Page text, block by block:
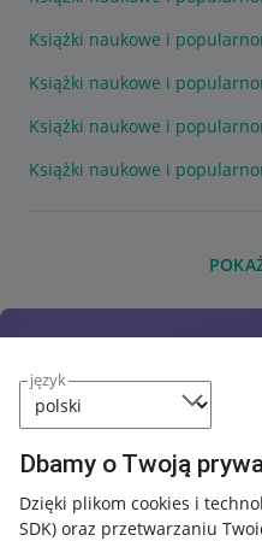
język
Dbamy o Twoją
Dzięki plikom cookies i
SDK) oraz przetwarzaniu
Książki naukowe i
Książki naukowe i
Książki naukowe i
Książki naukowe i